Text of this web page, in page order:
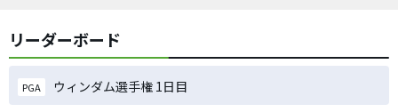
リーダーボード
PGA ウィンダム選手権 1日目